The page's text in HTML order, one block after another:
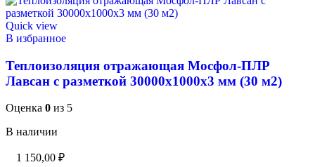
Quick view
В избранное
Теплоизоляция отражающая Мосфол-ПЛР
Лавсан с разметкой 30000х1000х3 мм (30 м2)
Оценка 0 из 5
В наличии
1 150,00 ₽